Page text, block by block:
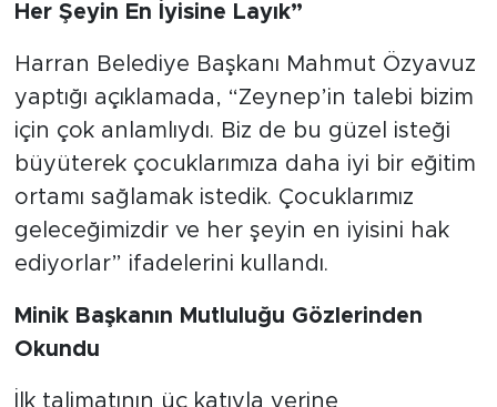
Her Şeyin En İyisine Layık”
Harran Belediye Başkanı Mahmut Özyavuz
yaptığı açıklamada, “Zeynep’in talebi bizim
için çok anlamlıydı. Biz de bu güzel isteği
büyüterek çocuklarımıza daha iyi bir eğitim
ortamı sağlamak istedik. Çocuklarımız
geleceğimizdir ve her şeyin en iyisini hak
ediyorlar” ifadelerini kullandı.
Minik Başkanın Mutluluğu Gözlerinden
Okundu
İlk talimatının üç katıyla yerine